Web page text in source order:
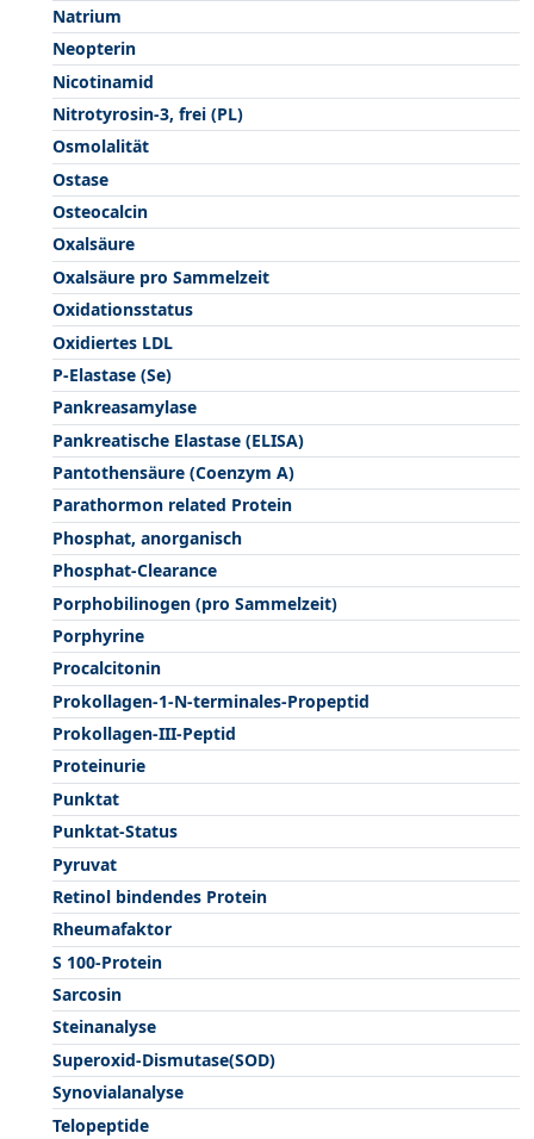
Natrium
Neopterin
Nicotinamid
Nitrotyrosin-3, frei (PL)
Osmolalität
Ostase
Osteocalcin
Oxalsäure
Oxalsäure pro Sammelzeit
Oxidationsstatus
Oxidiertes LDL
P-Elastase (Se)
Pankreasamylase
Pankreatische Elastase (ELISA)
Pantothensäure (Coenzym A)
Parathormon related Protein
Phosphat, anorganisch
Phosphat-Clearance
Porphobilinogen (pro Sammelzeit)
Porphyrine
Procalcitonin
Prokollagen-1-N-terminales-Propeptid
Prokollagen-III-Peptid
Proteinurie
Punktat
Punktat-Status
Pyruvat
Retinol bindendes Protein
Rheumafaktor
S 100-Protein
Sarcosin
Steinanalyse
Superoxid-Dismutase(SOD)
Synovialanalyse
Telopeptide